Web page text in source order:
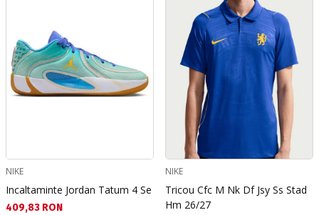
NIKE
Incaltaminte Jordan Tatum 4 Se
Текуща цена:
409,83 RON
NIKE
Tricou Cfc M Nk Df Jsy Ss Stad
Hm 26/27